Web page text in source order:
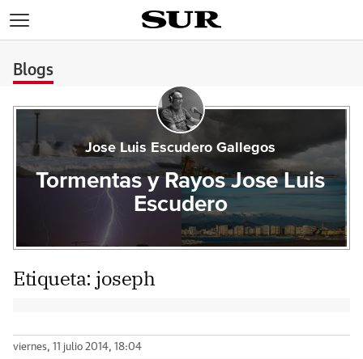
Blogs
Jose Luis Escudero Gallegos
Tormentas y Rayos Jose Luis
Escudero
Etiqueta: joseph
viernes, 11 julio 2014, 18:04